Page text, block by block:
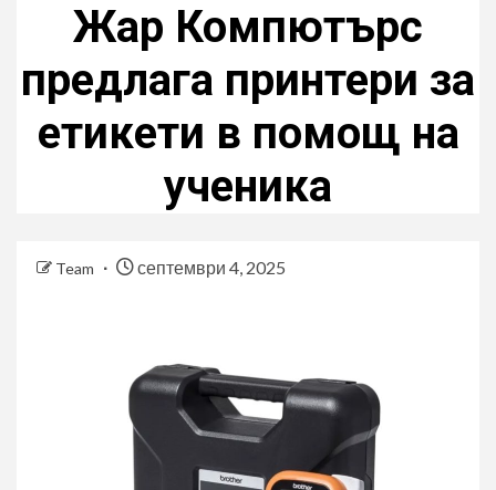
Жар Компютърс
предлага принтери за
етикети в помощ на
ученика
Team септември 4, 2025